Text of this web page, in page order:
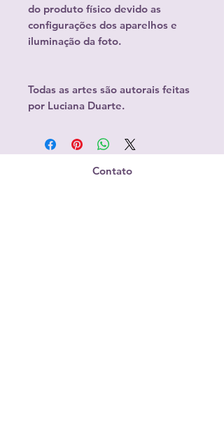
do produto físico devido as
configurações dos aparelhos e
iluminação da foto.
Todas as artes são autorais feitas
por Luciana Duarte.
Contato